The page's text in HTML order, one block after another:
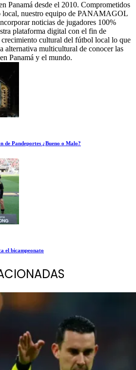
Panamá desde el 2010. Comprometidos
local, nuestro equipo de PANAMAGOL
noticias de jugadores 100%
plataforma digital con el fin de
cultural del fútbol local lo que
alternativa multicultural de conocer las
Panamá y el mundo.
de Pandeportes ¿Bueno o Malo?
el bicampeonato